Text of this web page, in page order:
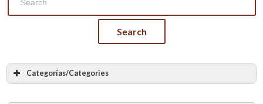
Categorías/Categories